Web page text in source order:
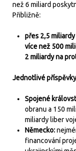
než 6 miliard
Přibližně:
přes 2,5
více než 500
2 miliardy na
Jednotlivé
Spojené
obranu a 150
miliardy liber
Německo:
financování